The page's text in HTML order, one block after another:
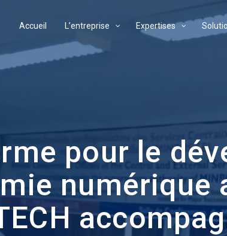
Accueil L’entreprise Expertises
pour le
numérique